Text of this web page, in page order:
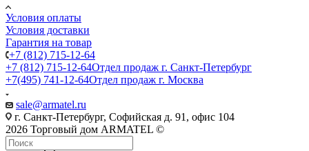
Условия оплаты
Условия доставки
Гарантия на товар
+7 (812) 715-12-64
+7 (812) 715-12-64Отдел продаж г. Санкт-Петербург
+7(495) 741-12-64Отдел продаж г. Москва
sale@armatel.ru
г. Санкт-Петербург, Софийская д. 91, офис 104
2026 Торговый дом ARMATEL ©